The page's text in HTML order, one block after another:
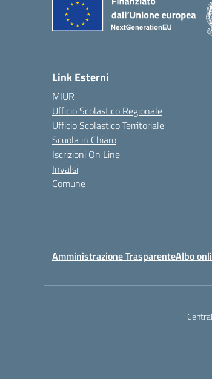
Link Esterni
MIUR
Ufficio Scolastico Regionale
Ufficio Scolastico Territoriale
Scuola in Chiaro
Iscrizioni On Line
Invalsi
Comune
Amministrazione TrasparenteAlbo